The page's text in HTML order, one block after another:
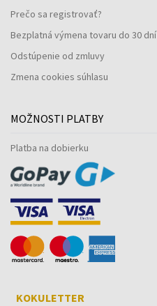
Prečo sa registrovať?
Bezplatná výmena tovaru do 30 dní
Odstúpenie od zmluvy
Zmena cookies súhlasu
MOŽNOSTI PLATBY
Platba na dobierku
KOKULETTER